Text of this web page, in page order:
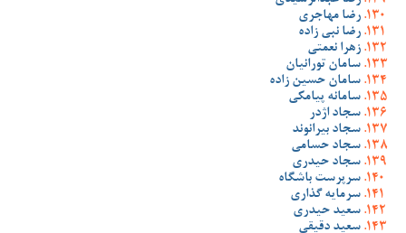
رضا مهاجری
رضا نبی زاده
زهرا نعمتی
سامان تورانیان
سامان حسین زاده
سامانه پیامکی
سجاد اژدر
سجاد بیرانوند
سجاد حسامی
سجاد حیدری
سرپرست باشگاه
سرمایه گذاری
سعید حیدری
سعید دقیقی